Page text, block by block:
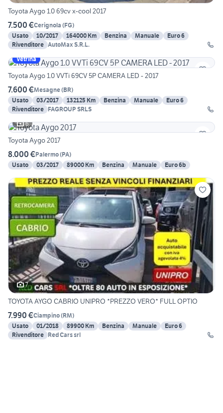
Toyota Aygo 1.0 69cv x-cool 2017
7.500 €Cerignola (FG)
Usato
10/2017 164000 Km Benzina Manuale
Euro 6
Rivenditore AutoMax S.R.L.
Vetrina
Toyota Aygo 1.0 VVTi 69CV 5P CAMERA LED - 2017
7.600 €Mesagne(BR)
Usato
03/2017 132125 Km Benzina Manuale
Euro 6
Rivenditore FAGROUP SRLS
6
Toyota Aygo 2017
8.000 €Palermo(PA)
Usato
03/2017 89000 Km Benzina Manuale Euro 6b
7
TOYOTA AYGO CABRIO UNIPRO *PREZZO VERO* FULL OPTIO
7.990 €Ciampino(RM)
Usato
01/2018 89900 Km Benzina Manuale
Euro 6
Rivenditore Red Cars srl